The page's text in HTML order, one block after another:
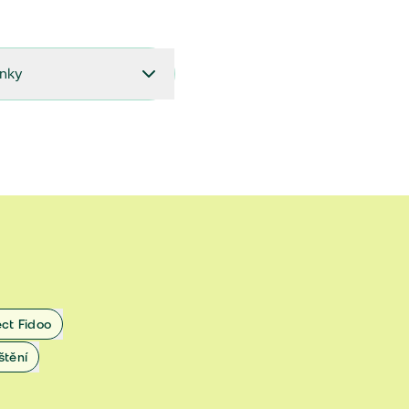
do 31.10.2022
do 8.7.2020
do 31.10.2019
Fidoo